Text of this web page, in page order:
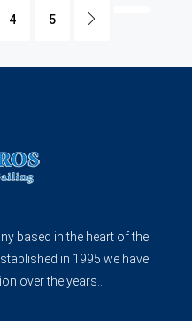
4 5
based in the heart of the
in 1995 we have
over the years...